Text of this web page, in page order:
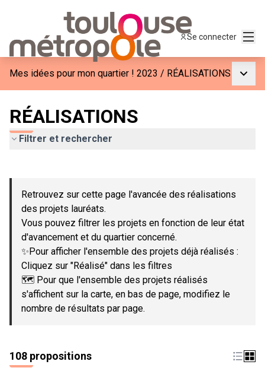
Se connecter
Mes idées pour mon quartier ! 2023 / RÉALISATIONS
RÉALISATIONS
Filtrer et rechercher
−
Retrouvez sur cette page l'avancée des réalisations
des projets lauréats.
Vous pouvez filtrer les projets en fonction de leur état
d'avancement et du quartier concerné.
✨Pour afficher l'ensemble des projets déjà réalisés :
Cliquez sur "Réalisé" dans les filtres
🗺️ Pour que l'ensemble des projets réalisés
s'affichent sur la carte, en bas de page, modifiez le
nombre de résultats par page.
108 propositions